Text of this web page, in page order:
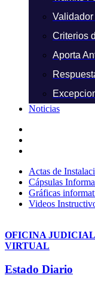
Criterios
Aporta
Noticias
Actas de
Cápsulas
Gráficas
Videos
OFICINA JUDICIAL
VIRTUAL
Estado Diario